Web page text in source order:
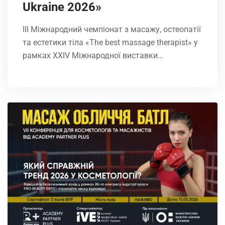
массаж
(мануальный)
ожирения)
2. Диагностика стадий целлюлита и
имеющихся дефектов кожи
массажа:
· техника массажа;
· практические рекомендации
выполнению антицеллюлитного
массажа
Обертывание тела
1. Классификация уходовых
по телу
Ukrainе 2026»
ІIІ Міжнародний чемпіонат з масажу, остеопатії
та естетики тіла «The best massage therapist» у
рамках XXIV Міжнародної виставки…